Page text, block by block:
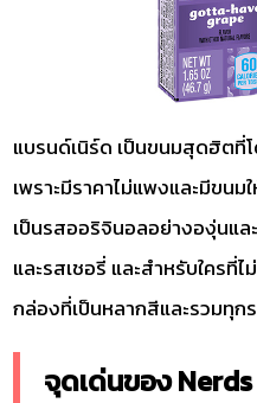
แบรนด์เนิร์ด เป็นขนมสุดฮิตที่
เพราะมีราคาไม่แพงและมีขน
เป็นรสออริจินอลอย่างองุ่นแล
และรสเชอรี่ และสำหรับใครที่
กล่องที่เป็นหลากสีและรวมทุก
จุดเด่นของ